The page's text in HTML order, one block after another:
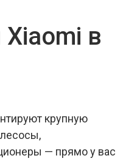
в
крупную
— прямо у вас